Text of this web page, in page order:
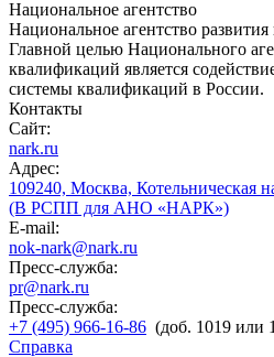
Национальное агентство
Национальное агентство
Главной целью Национального
квалификаций является
системы квалификаций в России.
Контакты
Сайт:
nark.ru
Адрес:
109240, Москва, Котельническая
(В РСПП для АНО «НАРК»)
E-mail:
nok-nark@nark.ru
Пресс-служба:
pr@nark.ru
Пресс-служба:
+7 (495) 966-16-86 (доб. 1019 или
Справка